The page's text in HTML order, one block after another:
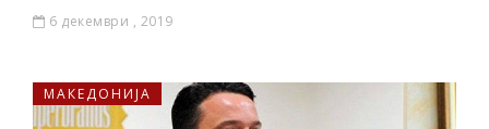
6 декември , 2019
МАКЕДОНИЈА